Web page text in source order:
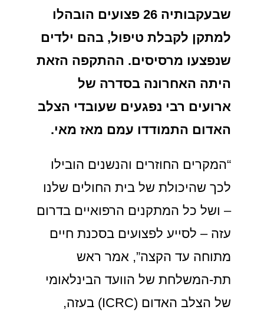
שבעקבותיה 26 פצועים הובהלו
למתקן לקבלת טיפול, בהם ילדים
שנפצעו מרסיסים. ההתקפה הזאת
היתה האחרונה בסדרה של
ארועים רבי נפגעים שעובדי הצלב
האדום התמודדו עמם מאז מאי.
“המקרים החוזרים והנשנים הובילו
לכך שהיכולת של בית החולים שלנו
– ושל כל המתקנים הרפואיים בדרום
עזה – לסייע לפצועים בסכנת חיים
מתוחה עד הקצה”, אמר ראש
תת-המשלחת של הוועד הבינלאומי
של הצלב האדום (ICRC) בעזה,